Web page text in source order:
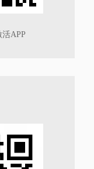
APP